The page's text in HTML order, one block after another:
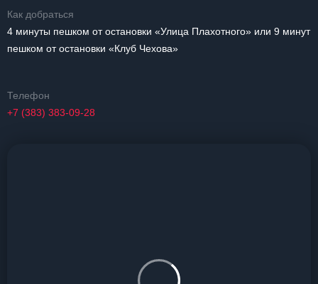
Как добраться
4 минуты пешком от остановки «Улица Плахотного» или 9 минут
пешком от остановки «Клуб Чехова»
Телефон
+7 (383) 383-09-28